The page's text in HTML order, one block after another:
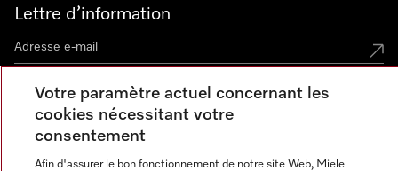
Lettre d’information
Langue
Votre paramètre actuel concernant les
cookies nécessitant votre
consentement
Afin d'assurer le bon fonctionnement de notre site Web, Miele